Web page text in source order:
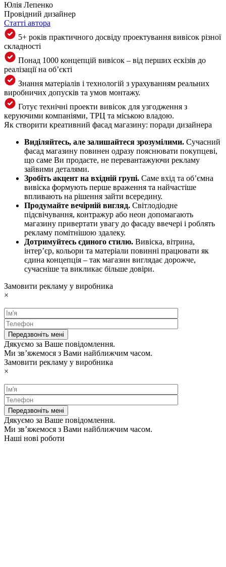
Юлія Лепенко
Провідний дизайнер
Статті автора
5+ років практичного досвіду проектування вивісок різної
складності
Понад 1000 концепцій вивісок – від перших ескізів до
реалізації на об’єкті
Знання матеріалів і технологій з урахуванням реальних
виробничих допусків та умов монтажу.
Готує технічні проекти вивісок для узгодження з
керуючими компаніями, ТРЦ та міською владою.
Як створити креативний фасад магазину: поради дизайнера
Виділяйтесь, але залишайтеся зрозумілими. Сучасний
фасад магазину повинен одразу пояснювати покупцеві,
що саме Ви продаєте, не перевантажуючи рекламу
зайвими деталями.
Зробіть акцент на вхідній групі. Саме вхід та об’ємна
вивіска формують перше враження та найчастіше
впливають на рішення зайти всередину.
Продумайте вечірній вигляд. Світлодіодне
підсвічування, контражур або неон допомагають
магазину привертати увагу до фасаду ввечері і роблять
рекламу помітнішою здалеку.
Дотримуйтесь єдиного стилю. Вивіска, вітрина,
інтер’єр, кольори та матеріали повинні працювати як
єдина концепція – так магазин виглядає дорожче,
сучасніше та викликає більше довіри.
Замовити рекламу у виробника
×
Дякуємо за Ваше повідомлення.
Ми зв’яжемося з Вами найближчим часом.
Замовити рекламу у виробника
×
Дякуємо за Ваше повідомлення.
Ми зв’яжемося з Вами найближчим часом.
Наші нові роботи